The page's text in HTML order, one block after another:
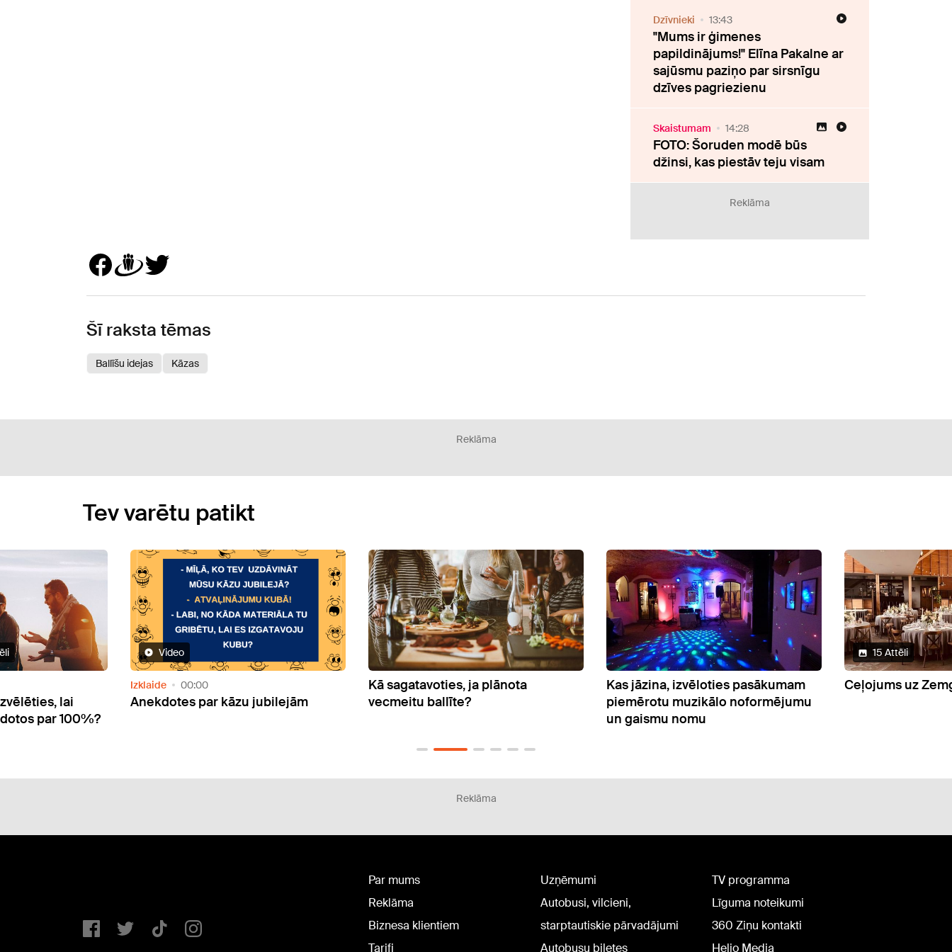
Dzīvnieki 13:43
"Mums ir ģimenes
papildinājums!" Elīna Pakalne ar
sajūsmu paziņo par sirsnīgu
dzīves pagriezienu
Skaistumam 14:28
FOTO: Šoruden modē būs
džinsi, kas piestāv teju visam
Reklāma
Šī raksta tēmas
Ballīšu idejas Kāzas
Reklāma
Tev varētu patikt
jubilejām
Kā sagatavoties, ja plānota
vecmeitu ballīte?
Kas jāzina, izvēloties pasākumam
piemērotu muzikālo noformējumu
15 Attēli
Ceļojums uz Zemgali gardēžiem
Tehniskais
Reklāma
Par mums
Reklāma
Biznesa klientiem
Tarifi
Uzņēmumi
Autobusi, vilcieni,
starptautiskie pārvadājumi
Autobusu biļetes
TV programma
Līguma noteikumi
360 Ziņu kontakti
Helio Media